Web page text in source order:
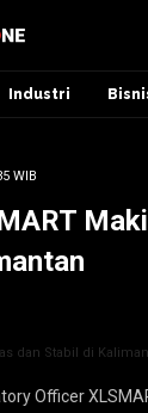
Industri
WIB
Officer